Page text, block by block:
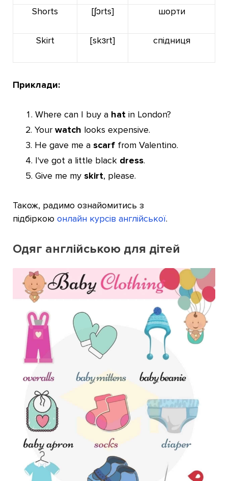
Shorts [ʃɔrts] шорти
Skirt [skɜrt] спідниця
Приклади:
Where can I buy a hat in London?
Your watch looks expensive.
He gave me a scarf from Valentino.
I've got a little black dress.
Give me my skirt, please.
Також, радимо ознайомитись з
підбіркою онлайн курсів англійської.
Одяг англійською для дітей